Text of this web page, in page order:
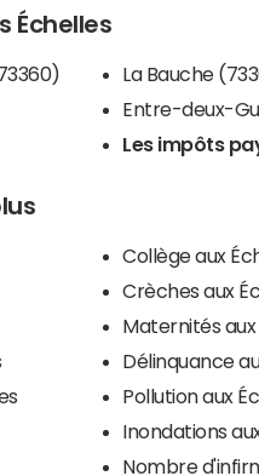
Échelles
La Bauche
Entre-deux-
Les impôts
Collège aux
Crèches aux
Maternités aux
Délinquance
Pollution aux
Inondations
Nombre